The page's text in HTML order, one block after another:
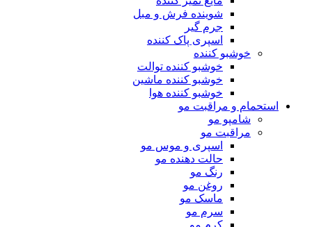
شوینده فرش و مبل
جرم گیر
اسپری پاک کننده
خوشبو کننده
خوشبو کننده توالت
خوشبو کننده ماشین
خوشبو کننده هوا
استحمام و مراقبت مو
شامپو مو
مراقبت مو
اسپری و موس مو
حالت دهنده مو
رنگ مو
روغن مو
ماسک مو
سرم مو
کرم مو